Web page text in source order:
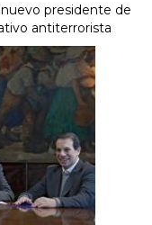
presidente de
antiterrorista